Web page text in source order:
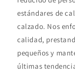
estándares de
calzado. Nos
calidad,
pequeños y
últimas